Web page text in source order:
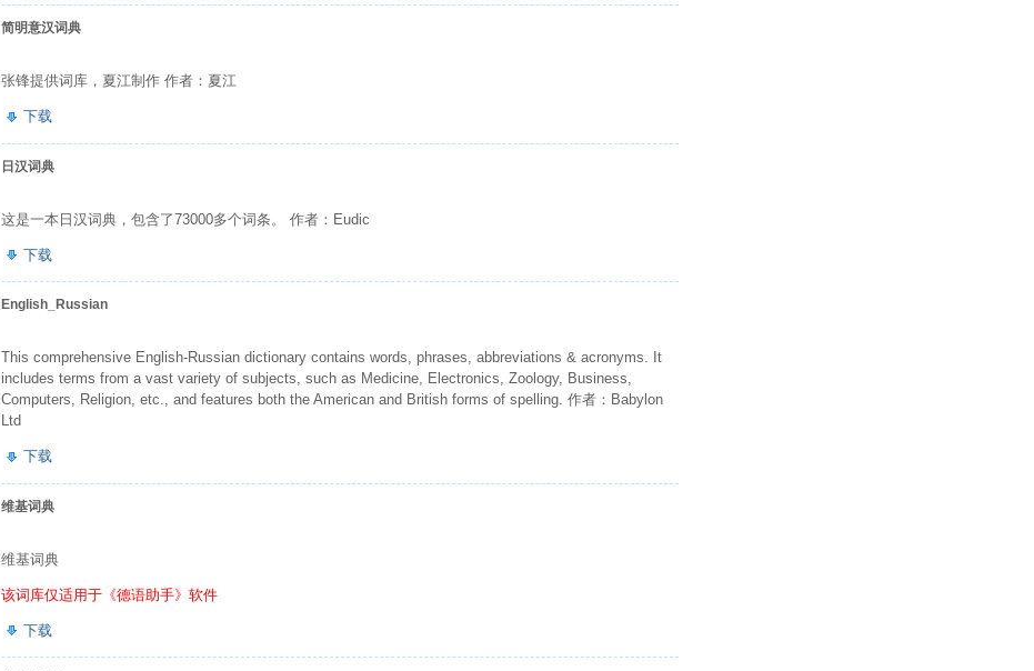
简明意汉词典
张锋提供词库，夏江制作 作者：夏江
下载
日汉词典
这是一本日汉词典，包含了73000多个词条。 作者：Eudic
下载
English_Russian
This comprehensive English-Russian dictionary contains words, phrases, abbreviations & acronyms. It
includes terms from a vast variety of subjects, such as Medicine, Electronics, Zoology, Business,
Computers, Religion, etc., and features both the American and British forms of spelling. 作者：Babylon
Ltd
下载
维基词典
维基词典
该词库仅适用于《德语助手》软件
下载